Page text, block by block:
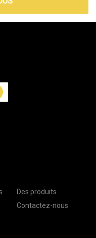
Des produits
Contactez-nous